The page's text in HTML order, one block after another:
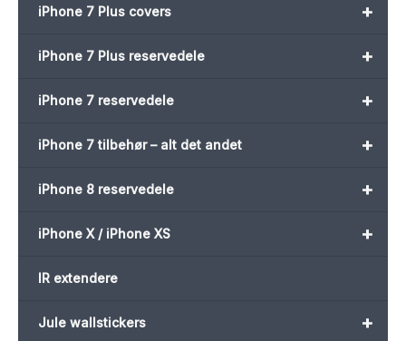
+
iPhone 7 Plus covers
+
iPhone 7 Plus reservedele
+
iPhone 7 reservedele
+
iPhone 7 tilbehør – alt det andet
+
iPhone 8 reservedele
+
iPhone X / iPhone XS
IR extendere
+
Jule wallstickers